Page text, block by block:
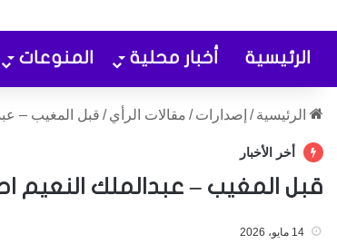
الرئيسية أخبار محلية المنوعات
الرئيسية / إصدارات / مقالات الرأي / قبل المغيب –
أخر الأخبار
قبل المغيب – عبدالملك النعيم
14 مايو، 2026